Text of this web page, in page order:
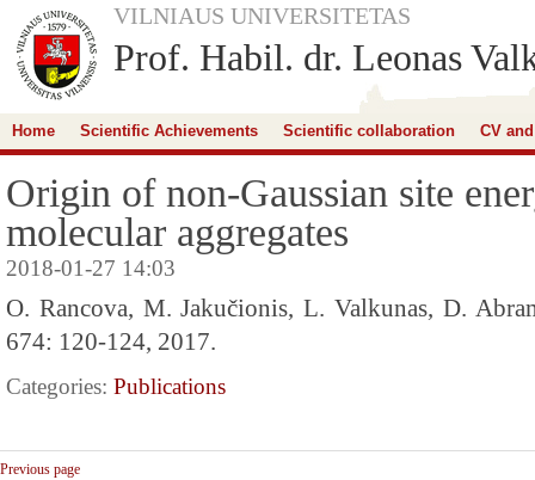
VILNIAUS UNIVERSITETAS
Prof. Habil. dr. Leonas
Home Scientific Achievements Scientific collaboration CV
Origin of non-Gaussian site
molecular aggregates
2018-01-27 14:03
O. Rancova, M. Jakučionis, L. Valkunas, D.
674: 120-124, 2017.
Categories: Publications
Previous page